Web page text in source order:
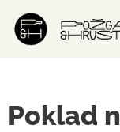
Poklad